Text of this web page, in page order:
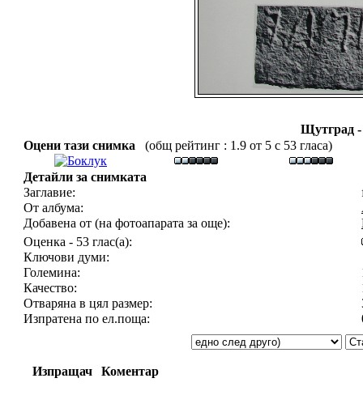
Щутград -
Оцени тази снимка
(общ рейтинг : 1.9 от 5 с 53 гласа)
Детайли за снимката
Заглавие:
От албума:
Добавена от (на фотоапарата за още):
Оценка - 53 глас(а):
Ключови думи:
Големина:
Качество:
Отваряна в цял размер:
Изпратена по ел.поща:
Изпращач Коментар